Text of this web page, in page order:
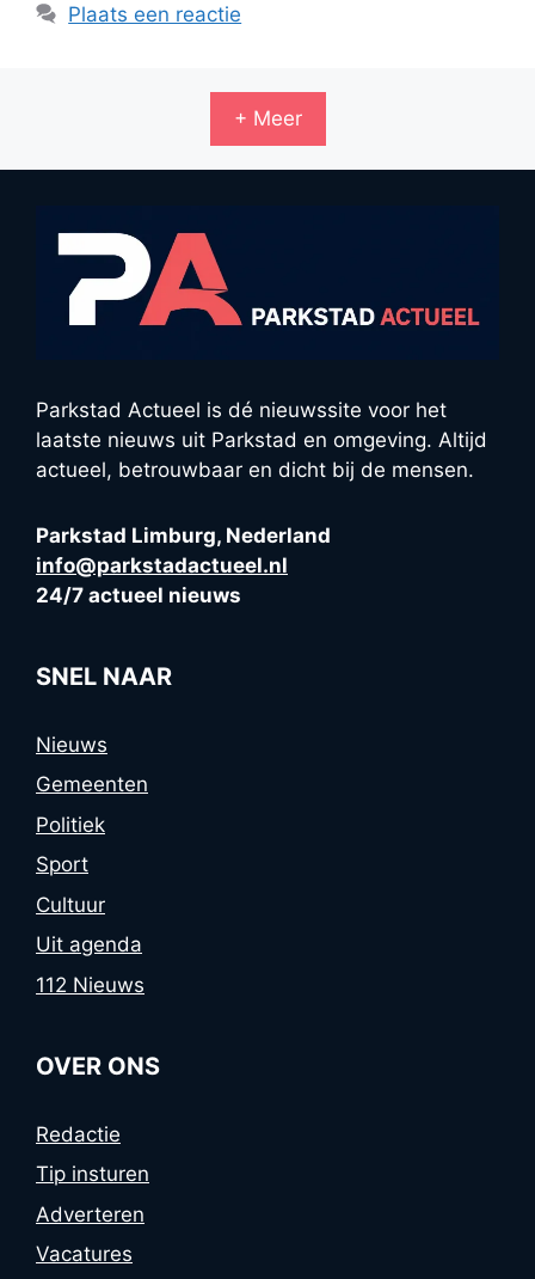
Plaats een reactie
+ Meer
Parkstad Actueel is dé nieuwssite voor het
laatste nieuws uit Parkstad en omgeving. Altijd
actueel, betrouwbaar en dicht bij de mensen.
Parkstad Limburg, Nederland
info@parkstadactueel.nl
24/7 actueel nieuws
SNEL NAAR
Nieuws
Gemeenten
Politiek
Sport
Cultuur
Uit agenda
112 Nieuws
OVER ONS
Redactie
Tip insturen
Adverteren
Vacatures